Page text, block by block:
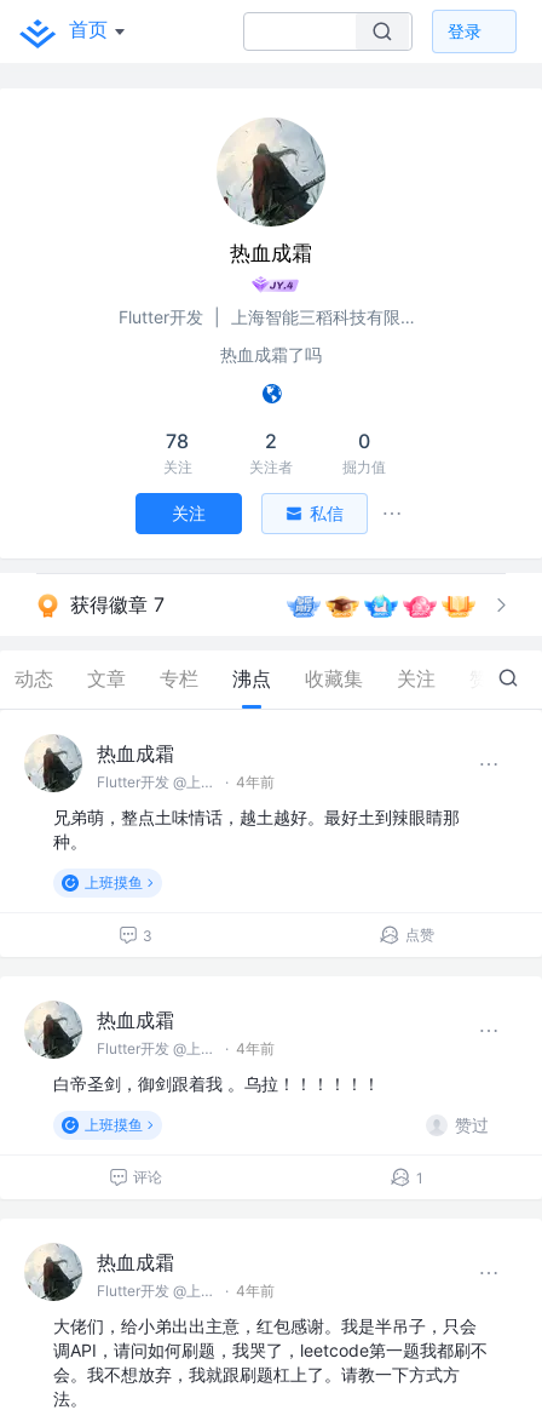
首页 登录
热血成霜
Flutter开发
上海智能三稻科技有限公司
热血成霜了吗
78
关注
2
关注者
0
掘力值
关注 私信
获得徽章 7
动态 文章 专栏 沸点 收藏集 关注 48
热血成霜
Flutter开发 @上海智能三稻科技有限公司 · 4年前
兄弟萌，整点土味情话，越土越好。最好土到辣眼睛那
种。
上班摸鱼
3 点赞
热血成霜
Flutter开发 @上海智能三稻科技有限公司 · 4年前
白帝圣剑，御剑跟着我 。乌拉！！！！！！
上班摸鱼 赞过
评论 1
热血成霜
Flutter开发 @上海智能三稻科技有限公司 · 4年前
大佬们，给小弟出出主意，红包感谢。我是半吊子，只会
调API，请问如何刷题，我哭了，leetcode第一题我都刷不
会。我不想放弃，我就跟刷题杠上了。请教一下方式方
法。